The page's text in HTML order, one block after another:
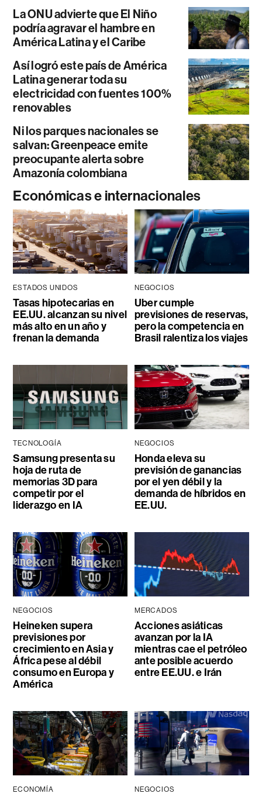
La ONU advierte que El Niño
podría agravar el hambre en
América Latina y el Caribe
Así logró este país de América
Latina generar toda su
electricidad con fuentes 100%
renovables
Ni los parques nacionales se
salvan: Greenpeace emite
preocupante alerta sobre
Amazonía colombiana
Económicas e internacionales
ESTADOS UNIDOS
Tasas hipotecarias en
EE.UU. alcanzan su nivel
más alto en un año y
frenan la demanda
NEGOCIOS
Uber cumple
previsiones de reservas,
pero la competencia en
Brasil ralentiza los viajes
TECNOLOGÍA
Samsung presenta su
hoja de ruta de
memorias 3D para
competir por el
liderazgo en IA
NEGOCIOS
Honda eleva su
previsión de ganancias
por el yen débil y la
demanda de híbridos en
EE.UU.
NEGOCIOS
Heineken supera
previsiones por
crecimiento en Asia y
África pese al débil
consumo en Europa y
América
MERCADOS
Acciones asiáticas
avanzan por la IA
mientras cae el petróleo
ante posible acuerdo
entre EE.UU. e Irán
ECONOMÍA NEGOCIOS